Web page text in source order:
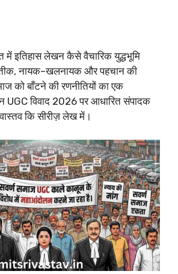
में इतिहास लेखन कैसे वैचारिक युद्धभूमि
नायक–खलनायक और पहचान की
को बाँटने की रणनीतियों का एक
UGC विवाद 2026 पर आधारित संपादक
कि सीरीज़ लेख में।